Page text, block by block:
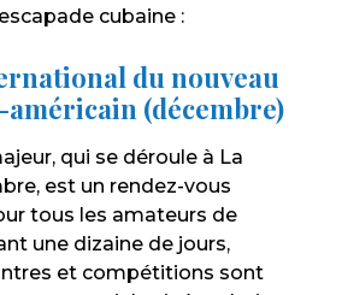
cubaine :
du nouveau
(décembre)
qui se déroule à La
est un rendez-vous
tous les amateurs de
une dizaine de jours,
et compétitions sont